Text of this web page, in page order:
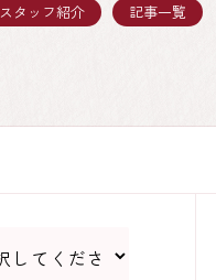
スタッフ紹介
記事一覧